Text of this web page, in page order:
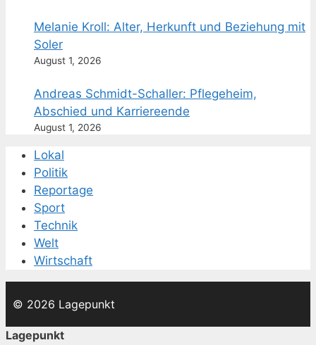
Melanie Kroll: Alter, Herkunft und Beziehung mit
Soler
August 1, 2026
Andreas Schmidt-Schaller: Pflegeheim,
Abschied und Karriereende
August 1, 2026
Lokal
Politik
Reportage
Sport
Technik
Welt
Wirtschaft
© 2026 Lagepunkt
Lagepunkt